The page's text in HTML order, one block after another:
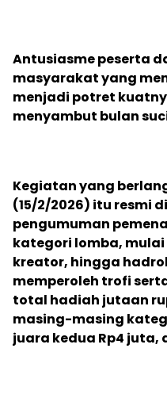
‎Antusiasme peserta
masyarakat yang
menjadi potret
menyambut bulan
‎Kegiatan yang
(15/2/2026) itu resmi
pengumuman
kategori lomba, mulai
kreator, hingga
memperoleh trofi
total hadiah jutaan
masing-masing
juara kedua Rp4 juta,